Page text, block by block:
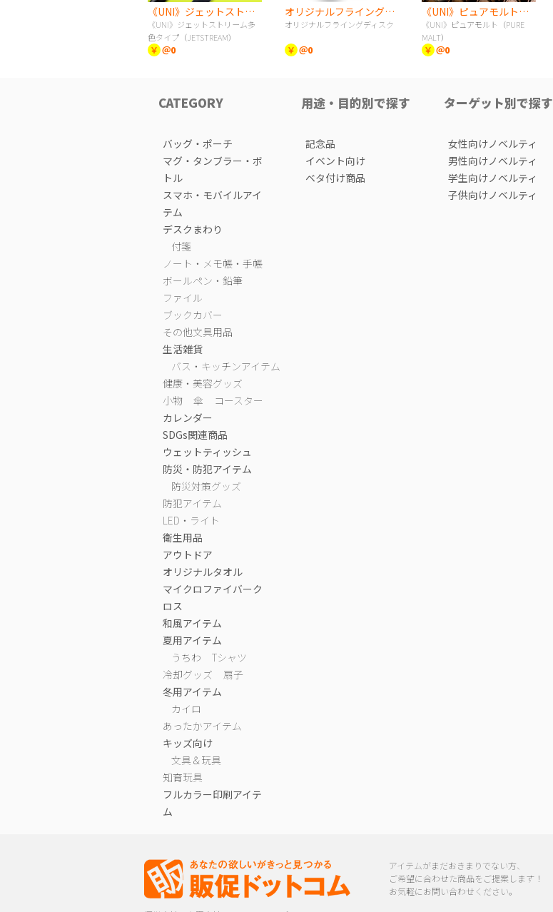
《UNI》ジェットストリーム多色タイプ（JETSTREAM）
《UNI》ジェットストリーム多
色タイプ（JETSTREAM）
￥ ＠0
オリジナルフライングディスク
オリジナルフライングディスク
￥ ＠0
《UNI》ピュアモルト（PURE MALT）
《UNI》ピュアモルト（PURE
MALT）
￥ ＠0
CATEGORY
バッグ・ポーチ
マグ・タンブラー・ボ
トル
スマホ・モバイルアイ
テム
デスクまわり
付箋
ノート・メモ帳・手帳
ボールペン・鉛筆
ファイル
ブックカバー
その他文具用品
生活雑貨
バス・キッチンアイテム
健康・美容グッズ
小物
傘
コースター
カレンダー
SDGs関連商品
ウェットティッシュ
防災・防犯アイテム
防災対策グッズ
防犯アイテム
LED・ライト
衛生用品
アウトドア
オリジナルタオル
マイクロファイバーク
ロス
和風アイテム
夏用アイテム
うちわ
Tシャツ
冷却グッズ
扇子
冬用アイテム
カイロ
あったかアイテム
キッズ向け
文具＆玩具
知育玩具
フルカラー印刷アイテ
ム
用途・目的別で探す
記念品
イベント向け
ベタ付け商品
ターゲット別で探す
女性向けノベルティ
男性向けノベルティ
学生向けノベルティ
子供向けノベルティ
アイテムがまだおきまりでない方、
ご希望に合わせた商品をご提案します！
お気軽にお問い合わせください。